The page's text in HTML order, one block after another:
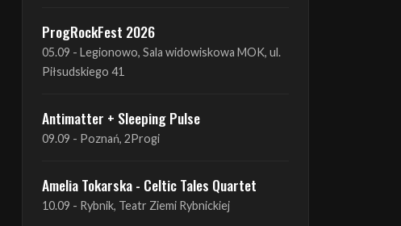
Wierzbińskiego 9
ProgRockFest 2026
Piłsudskiego 41
09.09 - Poznań, 2Progi